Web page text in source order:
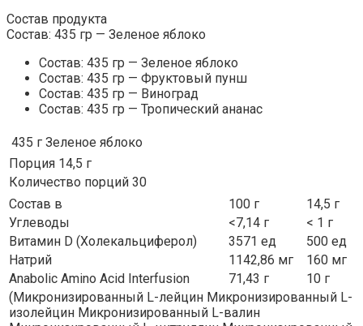
Состав продукта
Состав: 435 гр — Зеленое яблоко
Состав: 435 гр — Зеленое яблоко
Состав: 435 гр — Фруктовый пунш
Состав: 435 гр — Виноград
Состав: 435 гр — Тропический ананас
435 г Зеленое яблоко
Порция 14,5 г
Количество порций 30
Состав в
100 г
14,5 г
Углеводы
<7,14 г
< 1 г
Витамин D (Холекальциферол)
3571 ед
500 ед
Натрий
1142,86 мг
160 мг
Anabolic Amino Acid Interfusion
71,43 г
10 г
(Микронизированный L-лейцин Микронизированный L-
изолейцин Микронизированный L-валин